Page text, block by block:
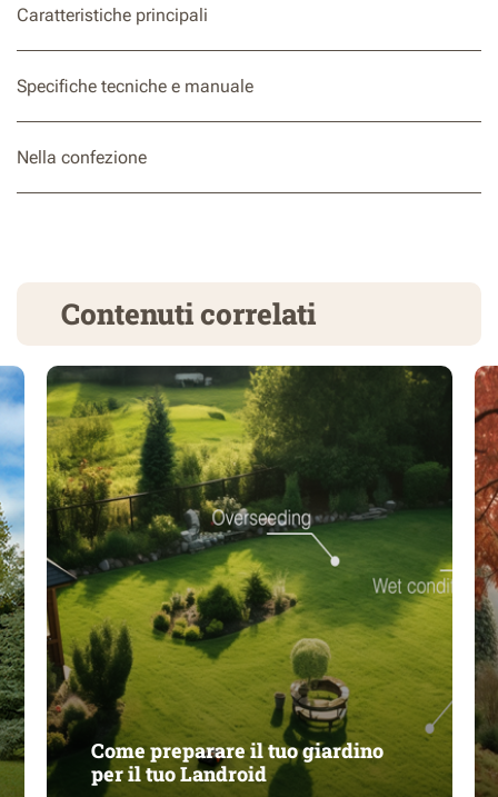
Caratteristiche principali
Specifiche tecniche e manuale
Nella confezione
Contenuti correlati
Come preparare il tuo giardino
per il tuo Landroid